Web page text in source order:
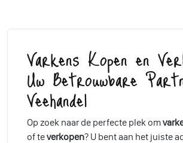
Varkens Kopen en
Uw Betrouwbare
Veehandel
Op zoek naar de perfecte plek om
of teverkopen? U bent aan het juiste